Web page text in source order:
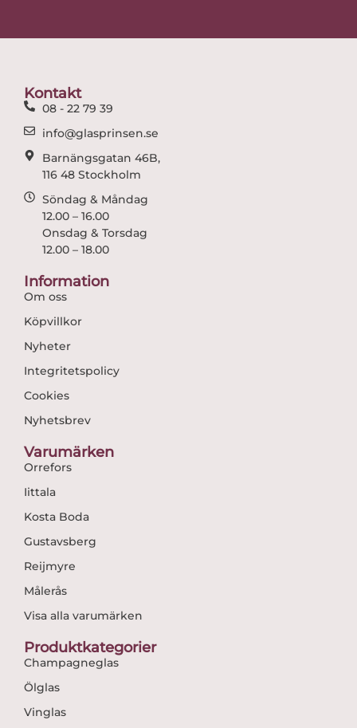
Kontakt
08 - 22 79 39
info@glasprinsen.se
Barnängsgatan 46B,
116 48 Stockholm
Söndag & Måndag
12.00 – 16.00
Onsdag & Torsdag
12.00 – 18.00
Information
Om oss
Köpvillkor
Nyheter
Integritetspolicy
Cookies
Nyhetsbrev
Varumärken
Orrefors
Iittala
Kosta Boda
Gustavsberg
Reijmyre
Målerås
Visa alla varumärken
Produktkategorier
Champagneglas
Ölglas
Vinglas